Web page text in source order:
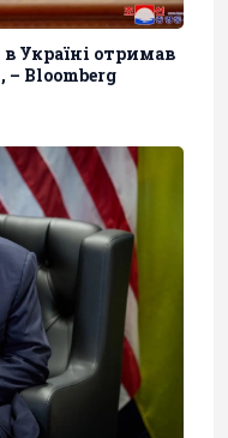
Україні отримав
Bloomberg